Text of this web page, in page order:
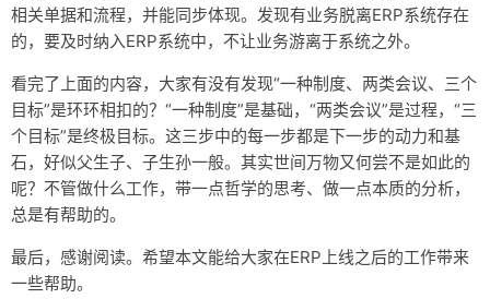
相关单据和流程，并能同步体现。发现有业务脱离ERP系统存在
的，要及时纳入ERP系统中，不让业务游离于系统之外。
看完了上面的内容，大家有没有发现“一种制度、两类会议、三个
目标”是环环相扣的？“一种制度”是基础，“两类会议”是过程，“三
个目标”是终极目标。这三步中的每一步都是下一步的动力和基
石，好似父生子、子生孙一般。其实世间万物又何尝不是如此的
呢？不管做什么工作，带一点哲学的思考、做一点本质的分析，
总是有帮助的。
最后，感谢阅读。希望本文能给大家在ERP上线之后的工作带来
一些帮助。